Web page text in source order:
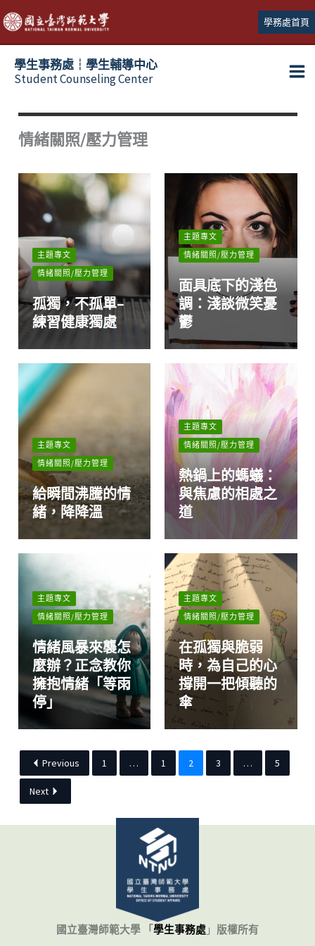
跳
至
主
學務處首頁
學生事務處┆學生輔導中心
Student Counseling Center
情緒關照/壓力管理
主題專文
情緒關照/壓力管理
孤獨，不孤單–
練習健康獨處
主題專文
情緒關照/壓力管理
面具底下的淺色
調：淺談微笑憂
鬱
主題專文
情緒關照/壓力管理
給瞬間沸騰的情
緒，降降溫
主題專文
情緒關照/壓力管理
熱鍋上的螞蟻：
與焦慮的相處之
道
主題專文
情緒關照/壓力管理
情緒風暴來襲怎
麼辦？正念教你
擁抱情緒「等雨
停」
主題專文
情緒關照/壓力管理
在孤獨與脆弱
時，為自己的心
撐開一把傾聽的
傘
Previous 1 … 1 2 3 … 5
Next
國立臺灣師範大學 「學生事務處 」 版權所有